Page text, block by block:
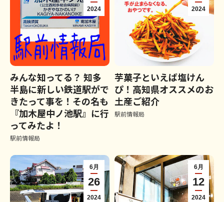
2024
みんな知ってる？ 知多
半島に新しい鉄道駅がで
きたって事を！その名も
『加木屋中ノ池駅』に行
ってみたよ！
駅前情報局
2024
芋菓子といえば塩けん
ぴ！高知県オススメのお
土産ご紹介
駅前情報局
6月
26
2024
6月
12
2024